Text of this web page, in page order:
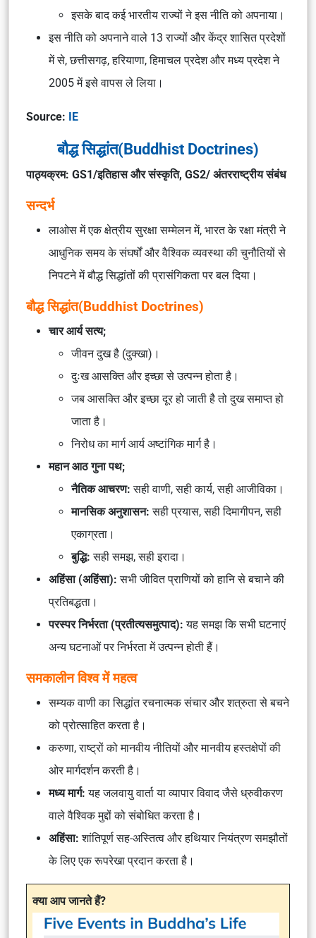
इसके बाद कई भारतीय राज्यों ने इस नीति को अपनाया।
इस नीति को अपनाने वाले 13 राज्यों और केंद्र शासित प्रदेशों
में से, छत्तीसगढ़, हरियाणा, हिमाचल प्रदेश और मध्य प्रदेश ने
2005 में इसे वापस ले लिया।
Source: IE
बौद्ध सिद्धांत(Buddhist Doctrines)
पाठ्यक्रम: GS1/इतिहास और संस्कृति, GS2/ अंतरराष्ट्रीय संबंध
सन्दर्भ
लाओस में एक क्षेत्रीय सुरक्षा सम्मेलन में, भारत के रक्षा मंत्री ने
आधुनिक समय के संघर्षों और वैश्विक व्यवस्था की चुनौतियों से
निपटने में बौद्ध सिद्धांतों की प्रासंगिकता पर बल दिया।
बौद्ध सिद्धांत(Buddhist Doctrines)
चार आर्य सत्य;
जीवन दुख है (दुक्खा)।
दुःख आसक्ति और इच्छा से उत्पन्न होता है।
जब आसक्ति और इच्छा दूर हो जाती है तो दुख समाप्त हो
जाता है।
निरोध का मार्ग आर्य अष्टांगिक मार्ग है।
महान आठ गुना पथ;
नैतिक आचरण:सही वाणी, सही कार्य, सही आजीविका।
मानसिक अनुशासन:सही प्रयास, सही दिमागीपन, सही
एकाग्रता।
बुद्धि:सही समझ, सही इरादा।
अहिंसा (अहिंसा):सभी जीवित प्राणियों को हानि से बचाने की
प्रतिबद्धता।
परस्पर निर्भरता (प्रतीत्यसमुत्पाद):यह समझ कि सभी घटनाएं
अन्य घटनाओं पर निर्भरता में उत्पन्न होती हैं।
समकालीन विश्व में महत्व
सम्यक वाणी का सिद्धांत रचनात्मक संचार और शत्रुता से बचने
को प्रोत्साहित करता है।
करुणा, राष्ट्रों को मानवीय नीतियों और मानवीय हस्तक्षेपों की
ओर मार्गदर्शन करती है।
मध्य मार्ग:यह जलवायु वार्ता या व्यापार विवाद जैसे ध्रुवीकरण
वाले वैश्विक मुद्दों को संबोधित करता है।
अहिंसा:शांतिपूर्ण सह-अस्तित्व और हथियार नियंत्रण समझौतों
के लिए एक रूपरेखा प्रदान करता है।
क्या आप जानते हैं?